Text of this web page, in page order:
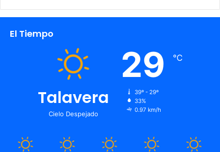
El Tiempo
Talavera
Cielo Despejado
29 ℃
39º - 29º
33%
0.97 km/h